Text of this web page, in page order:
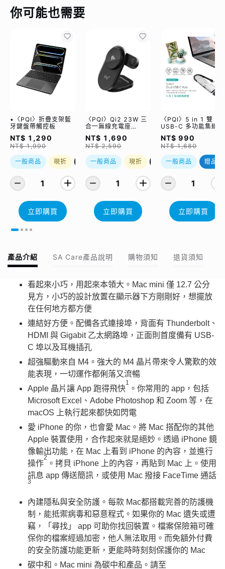
你可能也需要
•〈PQI〉折疊支架藍
牙鍵盤帶觸控板
NT$ 1,290
NT$ 1,990
一般商品 現折 優惠加購
1
立即購買
〈PQI〉Qi2 23W 三
合一無線充電座
(WCC2302)
NT$ 1,690
NT$ 2,590
一般商品 現折 優惠加購
1
立即購買
〈PQI〉5 in 1 雙
USB-C 多功能集線器
（限量加贈｜U988
class 10 Micro SD
記憶卡 64GB，附 SD
轉卡）
NT$ 990
NT$ 1,680
一般商品 贈品
1
立即購買
產品介紹 SA Care產品說明 購物須知 退貨須知
看起來小巧，用起來本領大。Mac mini 僅 12.7 公分
見方，小巧的設計放置在顯示器下方剛剛好，想擺放
在任何地方都方便
連結好方便。配備各式連接埠，背面有 Thunderbolt、
HDMI 與 Gigabit 乙太網路埠，正面則首度備有 USB-
C 埠以及耳機插孔
超強驅動來自 M4。強大的 M4 晶片帶來令人驚歎的效
能表現，一切運作都俐落又流暢
Apple 晶片讓 App 跑得飛快
1
。你常用的 app，包括
Microsoft Excel、Adobe Photoshop 和 Zoom 等，在
macOS 上執行起來都快如閃電
愛 iPhone 的你，也會愛 Mac。將 Mac 搭配你的其他
Apple 裝置使用，合作起來就是絕妙。透過 iPhone 鏡
像輸出功能，在 Mac 上看到 iPhone 的內容，並進行
操作
2
。拷貝 iPhone 上的內容，再貼到 Mac 上。使用
訊息 app 傳送簡訊，或使用 Mac 撥接 FaceTime 通話
3
內建隱私與安全防護。每款 Mac都搭載完善的防護機
制，能抵禦病毒和惡意程式。如果你的 Mac 遺失或遭
竊，「尋找」 app 可助你找回裝置。檔案保險箱可確
保你的檔案經過加密，他人無法取用。而免額外付費
的安全防護功能更新，更能時時刻刻保護你的 Mac
碳中和。Mac mini 為碳中和產品。請至